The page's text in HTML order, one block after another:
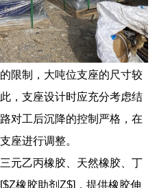
限制，大吨位支座的尺寸较
，支座设计时应充分考虑结
对工后沉降的控制严格，在
座进行调整。
元乙丙橡胶、天然橡胶、丁
橡胶助剂Z$]，提供橡胶伸